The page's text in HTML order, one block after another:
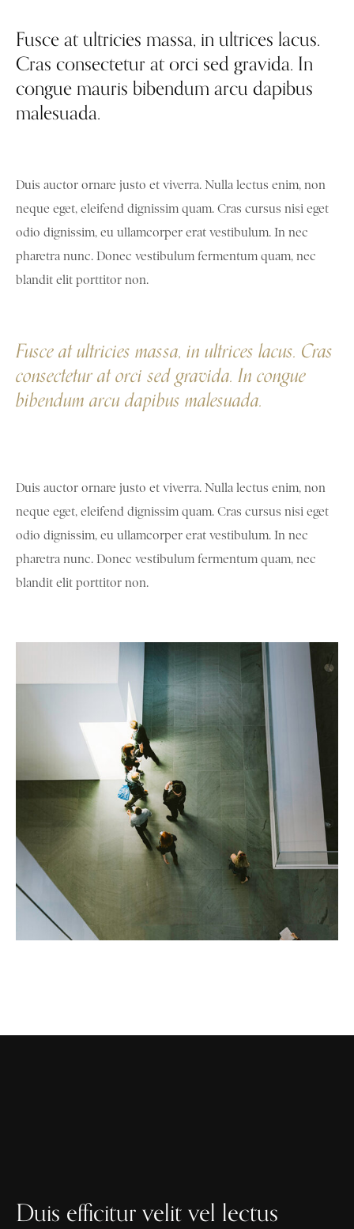
Fusce at ultricies massa, in ultrices lacus.
Cras consectetur at orci sed gravida. In
congue mauris bibendum arcu dapibus
malesuada.
Duis auctor ornare justo et viverra. Nulla lectus enim, non
neque eget, eleifend dignissim quam. Cras cursus nisi eget
odio dignissim, eu ullamcorper erat vestibulum. In nec
pharetra nunc. Donec vestibulum fermentum quam, nec
blandit elit porttitor non.
Fusce at ultricies massa, in ultrices lacus. Cras
consectetur at orci sed gravida. In congue
bibendum arcu dapibus malesuada.
Duis auctor ornare justo et viverra. Nulla lectus enim, non
neque eget, eleifend dignissim quam. Cras cursus nisi eget
odio dignissim, eu ullamcorper erat vestibulum. In nec
pharetra nunc. Donec vestibulum fermentum quam, nec
blandit elit porttitor non.
Duis efficitur velit vel lectus